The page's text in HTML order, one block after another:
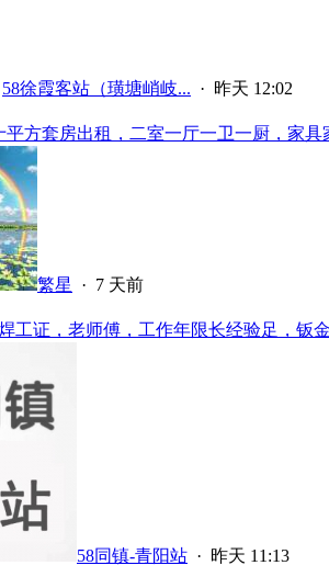
58徐霞客站（璜塘峭岐... · 昨天 12:02
方套房出租，二室一厅一卫一厨，家具
繁星 · 7 天前
工证，老师傅，工作年限长经验足，钣
58同镇-青阳站 · 昨天 11:13